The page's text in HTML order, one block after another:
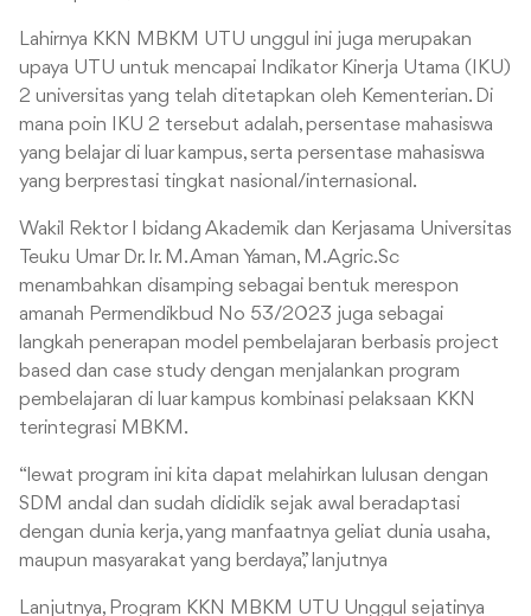
Lahirnya KKN MBKM UTU unggul ini juga merupakan
upaya UTU untuk mencapai Indikator Kinerja Utama (IKU)
2 universitas yang telah ditetapkan oleh Kementerian. Di
mana poin IKU 2 tersebut adalah, persentase mahasiswa
yang belajar di luar kampus, serta persentase mahasiswa
yang berprestasi tingkat nasional/internasional.
Wakil Rektor I bidang Akademik dan Kerjasama Universitas
Teuku Umar Dr. Ir. M. Aman Yaman, M.Agric.Sc
menambahkan disamping sebagai bentuk merespon
amanah Permendikbud No 53/2023 juga sebagai
langkah penerapan model pembelajaran berbasis project
based dan case study dengan menjalankan program
pembelajaran di luar kampus kombinasi pelaksaan KKN
terintegrasi MBKM.
“lewat program ini kita dapat melahirkan lulusan dengan
SDM andal dan sudah dididik sejak awal beradaptasi
dengan dunia kerja, yang manfaatnya geliat dunia usaha,
maupun masyarakat yang berdaya,” lanjutnya
Lanjutnya, Program KKN MBKM UTU Unggul sejatinya